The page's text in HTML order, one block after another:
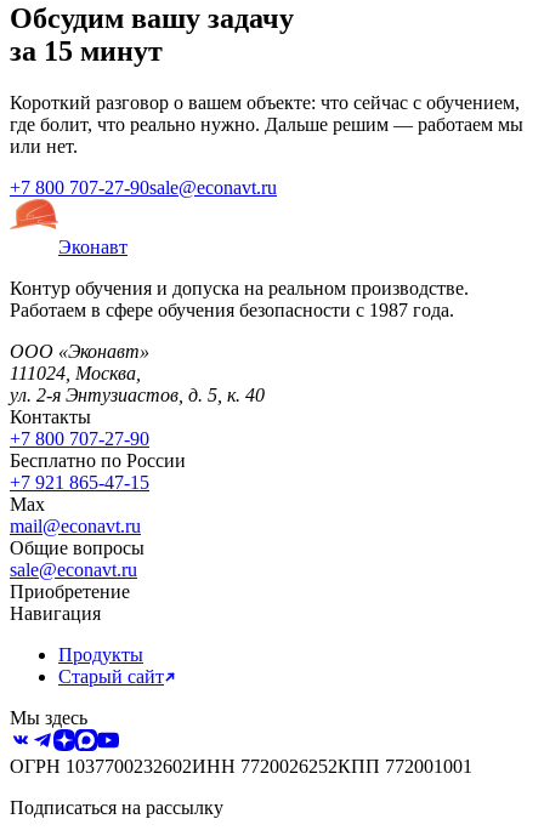
Обсудим вашу задачу
за 15 минут
Короткий разговор о вашем объекте: что сейчас с обучением,
где болит, что реально нужно. Дальше решим — работаем мы
или нет.
+7 800 707-27-90sale@econavt.ru
Эконавт
Контур обучения и допуска на реальном производстве.
Работаем в сфере обучения безопасности с 1987 года.
ООО «Эконавт»
111024 Москва
ул. 2-я Энтузиастов, д. 5, к. 40
Контакты
+7 800 707-27-90
Бесплатно по России
+7 921 865-47-15
Max
mail@econavt.ru
Общие вопросы
sale@econavt.ru
Приобретение
Навигация
Продукты
Старый сайт
Мы здесь
ОГРН 1037700232602ИНН 7720026252КПП 772001001
Подписаться на рассылку